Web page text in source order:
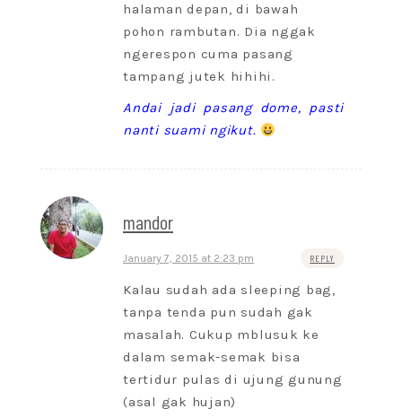
halaman depan, di bawah
pohon rambutan. Dia nggak
ngerespon cuma pasang
tampang jutek hihihi.
Andai jadi pasang dome, pasti
nanti suami ngikut.
mandor
January 7, 2015 at 2:23 pm REPLY
Kalau sudah ada sleeping bag,
tanpa tenda pun sudah gak
masalah. Cukup mblusuk ke
dalam semak-semak bisa
tertidur pulas di ujung gunung
(asal gak hujan)